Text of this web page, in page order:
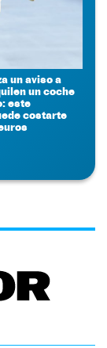
un aviso a
un coche
este
costarte